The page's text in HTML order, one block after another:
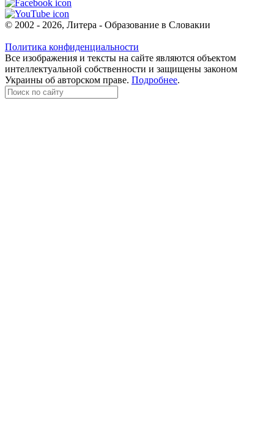
© 2002 - 2026, Литера - Образование в Словакии
Политика конфиденциальности
Все изображения и тексты на сайте являются объектом
интеллектуальной собственности и защищены законом
Украины об авторском праве. Подробнее.